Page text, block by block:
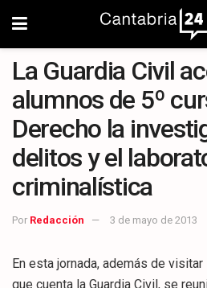
La Guardia Civil
alumnos de 5º
Derecho la
delitos y el
criminalística
Por Redacción 3 de mayo de 2013
En esta jornada, además de
que cuenta la Guardia Civil, se